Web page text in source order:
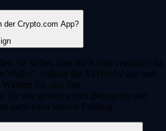
der Crypto.com App?
Sie sicher, dass Ihr Konto verifiziert ist.
Wallet“, wählen Sie ETHPoW aus und
Sie nun Ihre
Sie den gewünschten Betrag ein und
nach einer kurzen Prüfung.